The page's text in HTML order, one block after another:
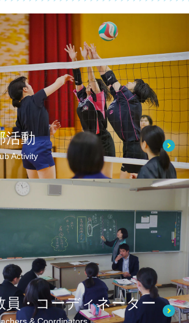
活動
Activity
員・コーディネーター
& Coordinators